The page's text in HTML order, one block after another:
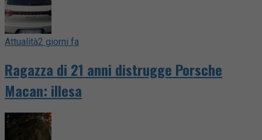
Attualità2 giorni fa
Ragazza di 21 anni distrugge Porsche
Macan: illesa